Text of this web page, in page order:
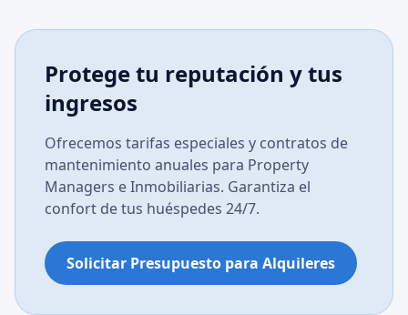
Protege tu reputación y tus
ingresos
Ofrecemos tarifas especiales y contratos de
mantenimiento anuales para Property
Managers e Inmobiliarias. Garantiza el
confort de tus huéspedes 24/7.
Solicitar Presupuesto para Alquileres